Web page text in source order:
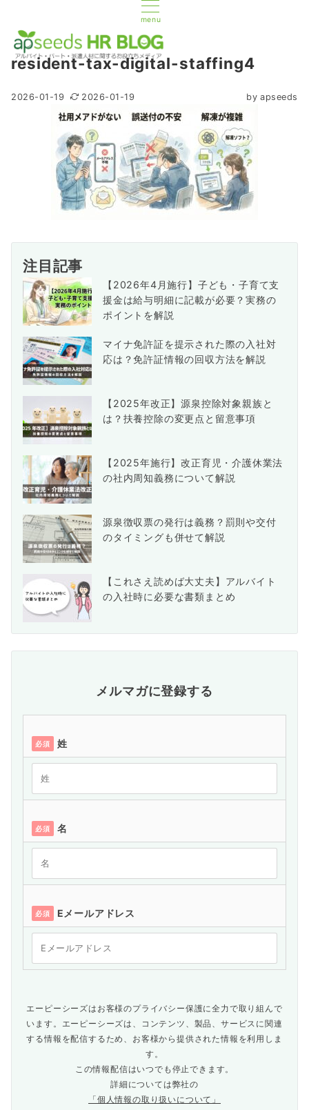
menu
resident-tax-digital-staffing4
2026-01-19 2026-01-19 by apseeds
注目記事
【2026年4月施行】子ども・子育て支
援金は給与明細に記載が必要？実務の
ポイントを解説
マイナ免許証を提示された際の入社対
応は？免許証情報の回収方法を解説
【2025年改正】源泉控除対象親族と
は？扶養控除の変更点と留意事項
【2025年施行】改正育児・介護休業法
の社内周知義務について解説
源泉徴収票の発行は義務？罰則や交付
のタイミングも併せて解説
【これさえ読めば大丈夫】アルバイト
の入社時に必要な書類まとめ
メルマガに登録する
必須 姓
必須 名
必須 Eメールアドレス
エーピーシーズはお客様のプライバシー保護に全力で取り組んで
います。エーピーシーズは、コンテンツ、製品、サービスに関連
する情報を配信するため、お客様から提供された情報を利用しま
す。
この情報配信はいつでも停止できます。
詳細については弊社の
「個人情報の取り扱いについて」